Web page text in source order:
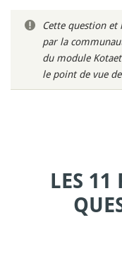
Cette question et
par la
du module
le point de vue
LES 11